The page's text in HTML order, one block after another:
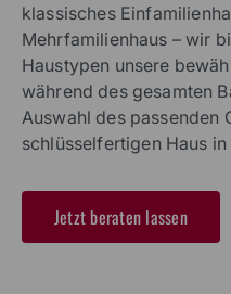
klassisches
Mehrfamilienhaus – wir
Haustypen unsere
während des gesamten
Auswahl des passenden
schlüsselfertigen Haus in
Jetzt beraten lassen